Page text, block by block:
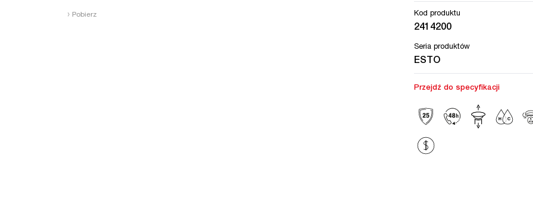
› Pobierz Kod produktu
2414200
Seria produktów
ESTO
Przejdź do specyfikacji